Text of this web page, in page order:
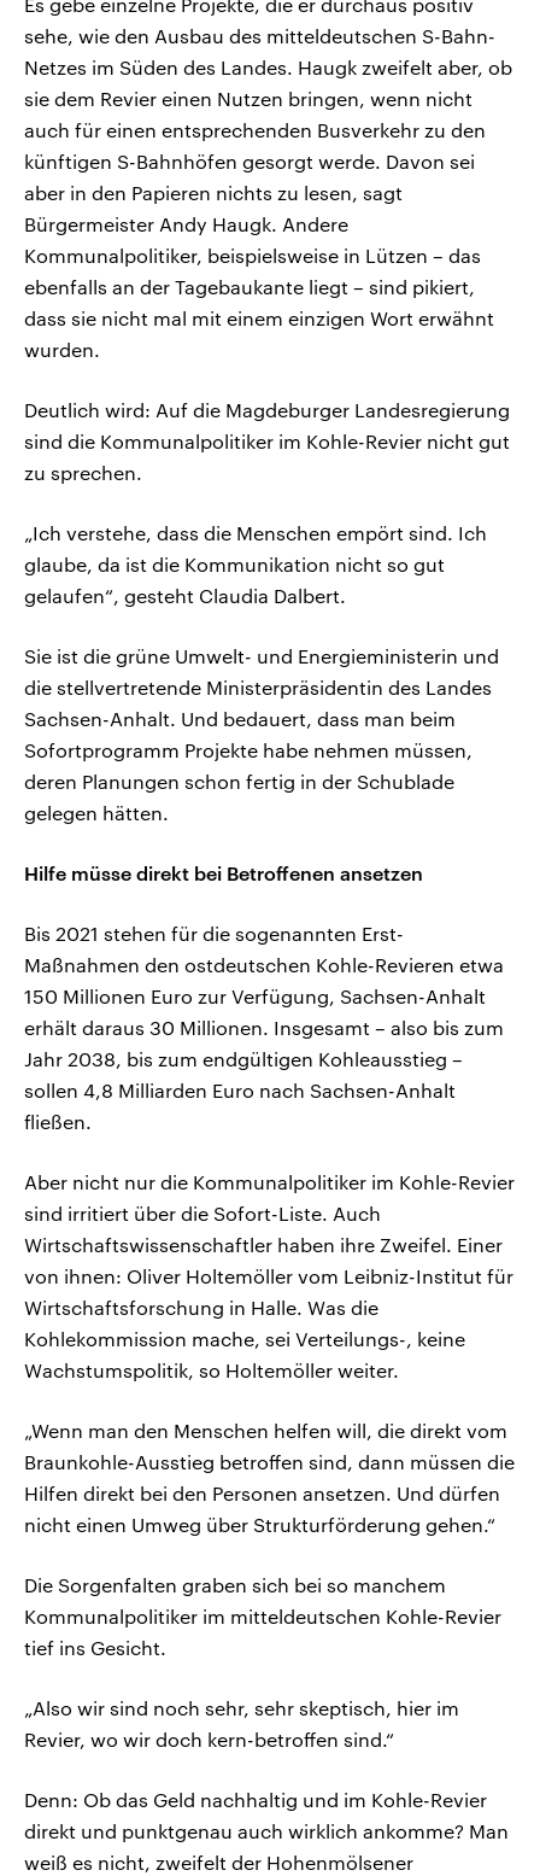
Es gebe einzelne Projekte, die er durchaus positiv
sehe, wie den Ausbau des mitteldeutschen S-Bahn-
Netzes im Süden des Landes. Haugk zweifelt aber, ob
sie dem Revier einen Nutzen bringen, wenn nicht
auch für einen entsprechenden Busverkehr zu den
künftigen S-Bahnhöfen gesorgt werde. Davon sei
aber in den Papieren nichts zu lesen, sagt
Bürgermeister Andy Haugk. Andere
Kommunalpolitiker, beispielsweise in Lützen – das
ebenfalls an der Tagebaukante liegt – sind pikiert,
dass sie nicht mal mit einem einzigen Wort erwähnt
wurden.
Deutlich wird: Auf die Magdeburger Landesregierung
sind die Kommunalpolitiker im Kohle-Revier nicht gut
zu sprechen.
„Ich verstehe, dass die Menschen empört sind. Ich
glaube, da ist die Kommunikation nicht so gut
gelaufen“, gesteht Claudia Dalbert.
Sie ist die grüne Umwelt- und Energieministerin und
die stellvertretende Ministerpräsidentin des Landes
Sachsen-Anhalt. Und bedauert, dass man beim
Sofortprogramm Projekte habe nehmen müssen,
deren Planungen schon fertig in der Schublade
gelegen hätten.
Hilfe müsse direkt bei Betroffenen ansetzen
Bis 2021 stehen für die sogenannten Erst-
Maßnahmen den ostdeutschen Kohle-Revieren etwa
150 Millionen Euro zur Verfügung, Sachsen-Anhalt
erhält daraus 30 Millionen. Insgesamt – also bis zum
Jahr 2038, bis zum endgültigen Kohleausstieg –
sollen 4,8 Milliarden Euro nach Sachsen-Anhalt
fließen.
Aber nicht nur die Kommunalpolitiker im Kohle-Revier
sind irritiert über die Sofort-Liste. Auch
Wirtschaftswissenschaftler haben ihre Zweifel. Einer
von ihnen: Oliver Holtemöller vom Leibniz-Institut für
Wirtschaftsforschung in Halle. Was die
Kohlekommission mache, sei Verteilungs-, keine
Wachstumspolitik, so Holtemöller weiter.
„Wenn man den Menschen helfen will, die direkt vom
Braunkohle-Ausstieg betroffen sind, dann müssen die
Hilfen direkt bei den Personen ansetzen. Und dürfen
nicht einen Umweg über Strukturförderung gehen.“
Die Sorgenfalten graben sich bei so manchem
Kommunalpolitiker im mitteldeutschen Kohle-Revier
tief ins Gesicht.
„Also wir sind noch sehr, sehr skeptisch, hier im
Revier, wo wir doch kern-betroffen sind.“
Denn: Ob das Geld nachhaltig und im Kohle-Revier
direkt und punktgenau auch wirklich ankomme? Man
weiß es nicht, zweifelt der Hohenmölsener